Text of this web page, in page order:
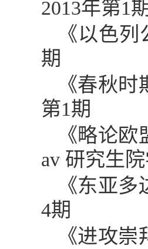
2013年第1期
《以色
期
《春秋
第1期
《略论
av 研究生院
《东亚
4期
《进攻